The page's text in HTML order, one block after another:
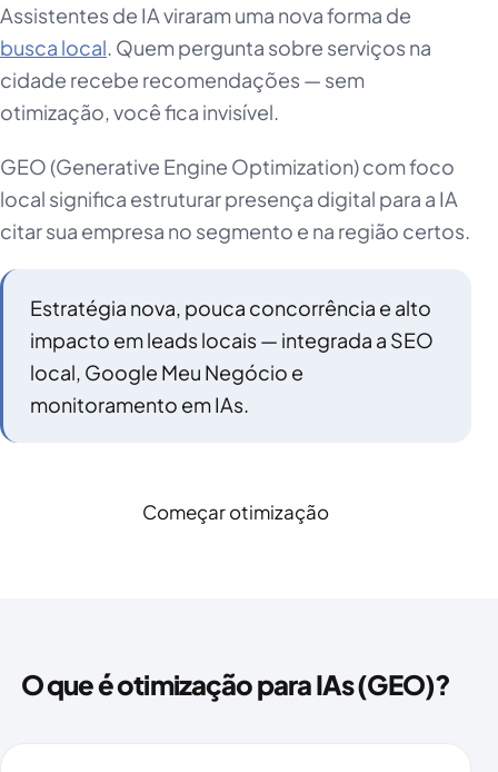
Assistentes de IA viraram uma nova forma de
busca local . Quem pergunta sobre serviços na
cidade recebe recomendações — sem
otimização, você fica invisível.
GEO (Generative Engine Optimization) com foco
local significa estruturar presença digital para a IA
citar sua empresa no segmento e na região certos.
Estratégia nova, pouca concorrência e alto
impacto em leads locais — integrada a SEO
local, Google Meu Negócio e
monitoramento em IAs.
Começar otimização
O que é otimização para IAs (GEO)?